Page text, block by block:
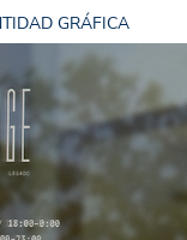
GRÁFICA